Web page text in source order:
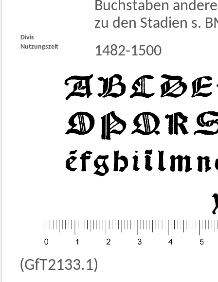
Buchstaben
zu den Stadien s.
Divis
Nutzungszeit
1482-1500
(GfT2133.1)